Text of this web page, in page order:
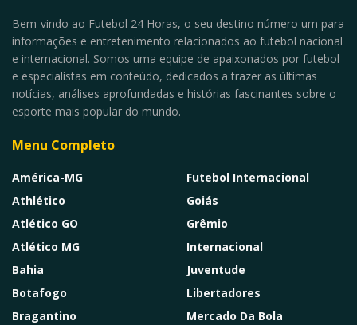
Bem-vindo ao Futebol 24 Horas, o seu destino número um para
informações e entretenimento relacionados ao futebol nacional
e internacional. Somos uma equipe de apaixonados por futebol
e especialistas em conteúdo, dedicados a trazer as últimas
notícias, análises aprofundadas e histórias fascinantes sobre o
esporte mais popular do mundo.
Menu Completo
América-MG
Athlético
Atlético GO
Atlético MG
Bahia
Botafogo
Bragantino
Futebol Internacional
Goiás
Grêmio
Internacional
Juventude
Libertadores
Mercado Da Bola